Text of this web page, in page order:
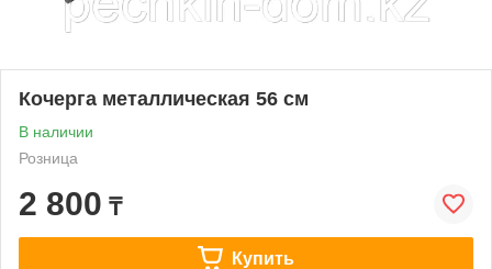
Кочерга металлическая 56 см
В наличии
Розница
2 800 ₸
Купить